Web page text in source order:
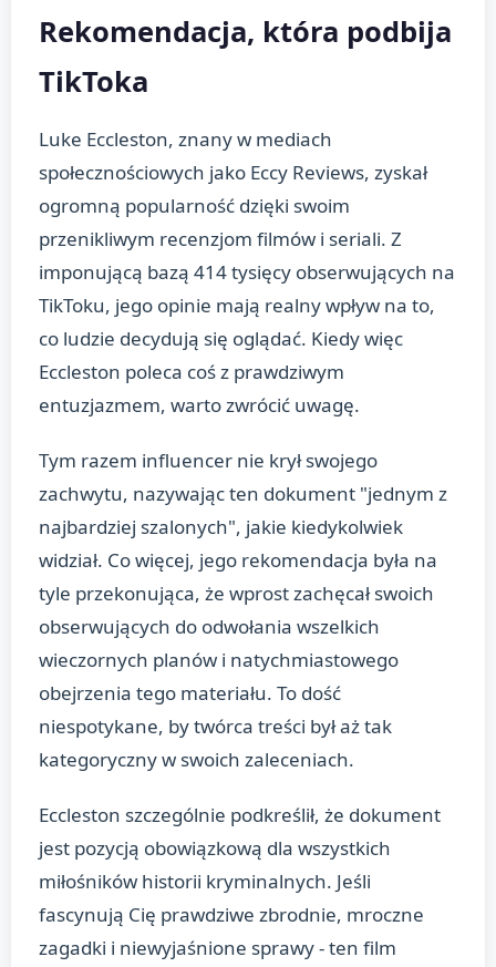
Rekomendacja, która podbija
TikToka
Luke Eccleston, znany w mediach
społecznościowych jako Eccy Reviews, zyskał
ogromną popularność dzięki swoim
przenikliwym recenzjom filmów i seriali. Z
imponującą bazą 414 tysięcy obserwujących na
TikToku, jego opinie mają realny wpływ na to,
co ludzie decydują się oglądać. Kiedy więc
Eccleston poleca coś z prawdziwym
entuzjazmem, warto zwrócić uwagę.
Tym razem influencer nie krył swojego
zachwytu, nazywając ten dokument "jednym z
najbardziej szalonych", jakie kiedykolwiek
widział. Co więcej, jego rekomendacja była na
tyle przekonująca, że wprost zachęcał swoich
obserwujących do odwołania wszelkich
wieczornych planów i natychmiastowego
obejrzenia tego materiału. To dość
niespotykane, by twórca treści był aż tak
kategoryczny w swoich zaleceniach.
Eccleston szczególnie podkreślił, że dokument
jest pozycją obowiązkową dla wszystkich
miłośników historii kryminalnych. Jeśli
fascynują Cię prawdziwe zbrodnie, mroczne
zagadki i niewyjaśnione sprawy - ten film